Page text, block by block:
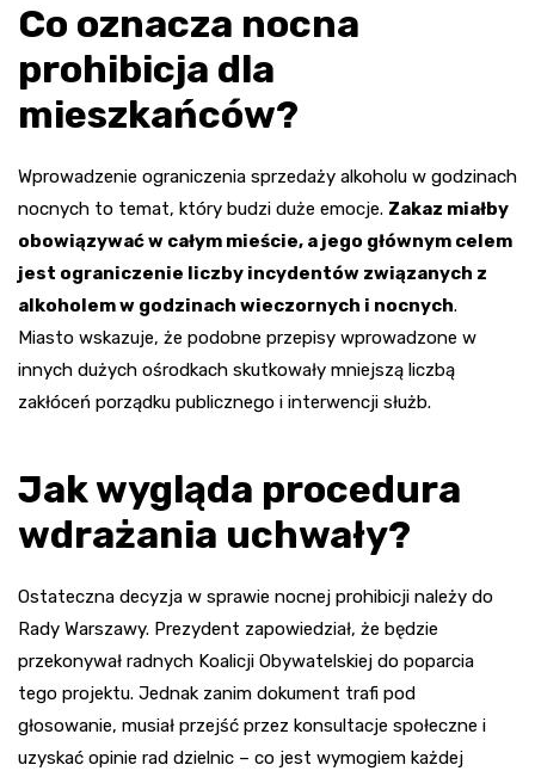
Co oznacza nocna
prohibicja dla
mieszkańców?
Wprowadzenie ograniczenia sprzedaży alkoholu w godzinach
nocnych to temat, który budzi duże emocje. Zakaz miałby
obowiązywać w całym mieście, a jego głównym celem
jest ograniczenie liczby incydentów związanych z
alkoholem w godzinach wieczornych i nocnych.
Miasto wskazuje, że podobne przepisy wprowadzone w
innych dużych ośrodkach skutkowały mniejszą liczbą
zakłóceń porządku publicznego i interwencji służb.
Jak wygląda procedura
wdrażania uchwały?
Ostateczna decyzja w sprawie nocnej prohibicji należy do
Rady Warszawy. Prezydent zapowiedział, że będzie
przekonywał radnych Koalicji Obywatelskiej do poparcia
tego projektu. Jednak zanim dokument trafi pod
głosowanie, musiał przejść przez konsultacje społeczne i
uzyskać opinie rad dzielnic – co jest wymogiem każdej